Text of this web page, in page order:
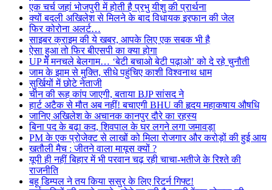
एक चर्च जहां भोजपुरी में होती है प्रभु यीशु की प्रार्थना
क्यों बदली अखिलेश से मिलने के बाद विधायक इरफान की जेल
फिर कोरोना अलर्ट…
साइबर क्राइम की ये खबर, आपके लिए एक सबक भी है
ऐसा हुआ तो फिर बीएसपी का क्या होगा
UP में मनचले बेलगाम… ‘बेटी बचाओ बेटी पढ़ाओ’ को दे रहे चुनौती
जाम के झाम से मुक्ति, सीधे पहुंचिए काशी विश्वनाथ धाम
सुर्खियों में छोटे नेताजी
चीन की रूह कांप जाएगी, बताया BJP सांसद ने
हार्ट अटैक से मौत अब नहीं! बचाएगी BHU की हृदय महाकषाय औषधि
जानिए अखिलेश के अचानक कानपुर दौरे का रहस्य
बिना पद के बढ़ा कद, शिवपाल के घर लगने लगा जमावड़ा
PM के एक प्रोजेक्ट से लाखों को मिला रोजगार और करोड़ों की हुई आय
खतौली मैच : जीतने वाला मायूस क्यों ?
यूपी ही नहीं बिहार में भी परवान चढ़ रही चाचा-भतीजे के रिश्ते की
राजनीति
बहू डिम्पल ने तय किया ससुर के लिए रिटर्न गिफ्ट!